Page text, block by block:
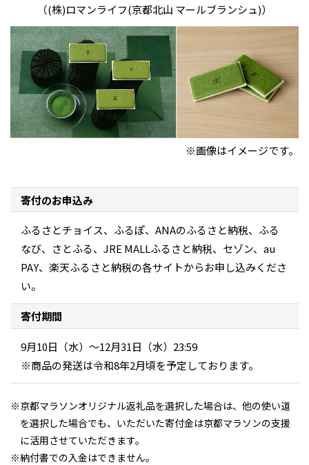
（(株)ロマンライフ(京都北山 マールブランシュ)）
※画像はイメージです。
寄付のお申込み
ふるさとチョイス、ふるぽ、ANAのふるさと納税、ふる
なび、さとふる、JRE MALLふるさと納税、セゾン、au
PAY、楽天ふるさと納税の各サイトからお申し込みくださ
い。
寄付期間
9月10日（水）～12月31日（水）23:59
※商品の発送は令和8年2月頃を予定しております。
京都マラソンオリジナル返礼品を選択した場合は、他の使い道
を選択した場合でも、いただいた寄付金は京都マラソンの支援
に活用させていただきます。
納付書での入金はできません。